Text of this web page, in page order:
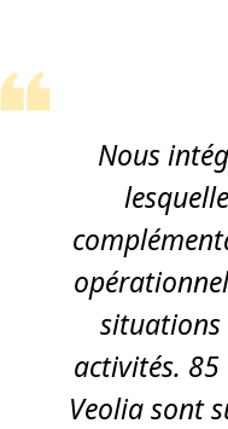
Nous
situations
activités.
Veolia sont